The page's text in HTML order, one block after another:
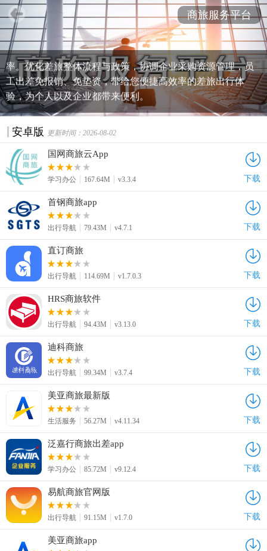
商旅服务平台是提供高效便捷的差旅管理服务，功能齐全，
办事轻松，满足用户使用需求，非常实用的一类app。丰富的
商旅产品任你选择，多种支付方式灵活便捷，一键提交审核
价格透明，完整的差旅流程管理服务，有效提高企业工作效
率。优化差旅整体流程与政策，协调企业采购资源管理，员
工出差免报销、免垫资，带给您便捷高效率的差旅出行体
验，为个人以及企业都带来便利。
商旅服务平台
安卓版 更新时间：2026-08-02
国网商旅云App
学习办公 167.64M v3.3.4 下载
首钢商旅app
出行导航 79.43M v4.7.1 下载
直订商旅
出行导航 114.69M v1.7.0.3 下载
HRS商旅软件
出行导航 94.43M v3.13.0 下载
迪科商旅
出行导航 99.34M v3.7.4 下载
美亚商旅最新版
生活服务 56.27M v4.11.34 下载
泛嘉行商旅出差app
学习办公 85.72M v9.12.4 下载
易航商旅官网版
出行导航 91.15M v1.7.0 下载
美亚商旅app